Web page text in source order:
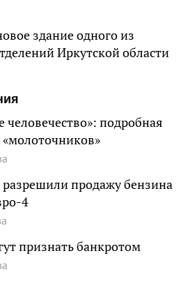
здание одного из
Иркутской области
подробная
продажу бензина
4
признать банкротом